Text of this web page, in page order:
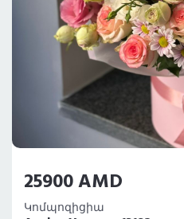
25900 AMD
Կոմպոզիցիա